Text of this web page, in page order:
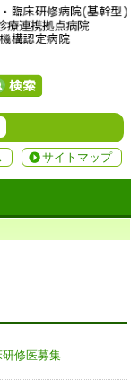
サイトマップ
修医募集